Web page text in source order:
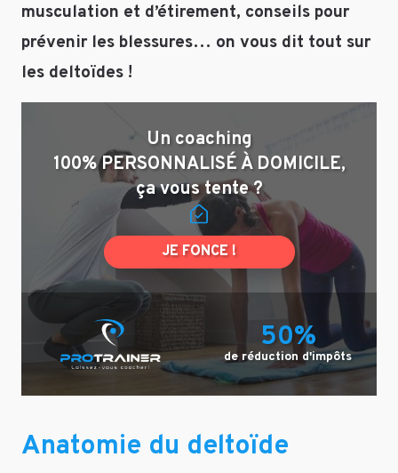
musculation et d’étirement, conseils pour
prévenir les blessures… on vous dit tout sur
les deltoïdes !
Un coaching
100% PERSONNALISÉ À DOMICILE,
ça vous tente ?
JE FONCE !
50%
de réduction d'impôts
Anatomie du deltoïde
nom,
site dans
navigateur